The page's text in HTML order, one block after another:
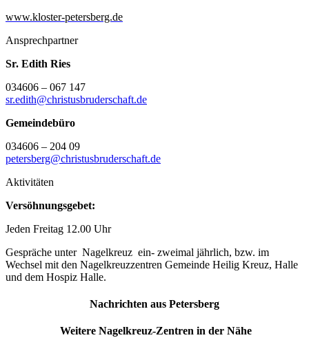
www.kloster-petersberg.de
Ansprechpartner
Sr. Edith Ries
034606 – 067 147
sr.edith@christusbruderschaft.de
Gemeindebüro
034606 – 204 09
petersberg@christusbruderschaft.de
Aktivitäten
Versöhnungsgebet:
Jeden Freitag 12.00 Uhr
Gespräche unter Nagelkreuz ein- zweimal jährlich, bzw. im
Wechsel mit den Nagelkreuzzentren Gemeinde Heilig Kreuz, Halle
und dem Hospiz Halle.
Nachrichten aus Petersberg
Weitere Nagelkreuz-Zentren in der Nähe